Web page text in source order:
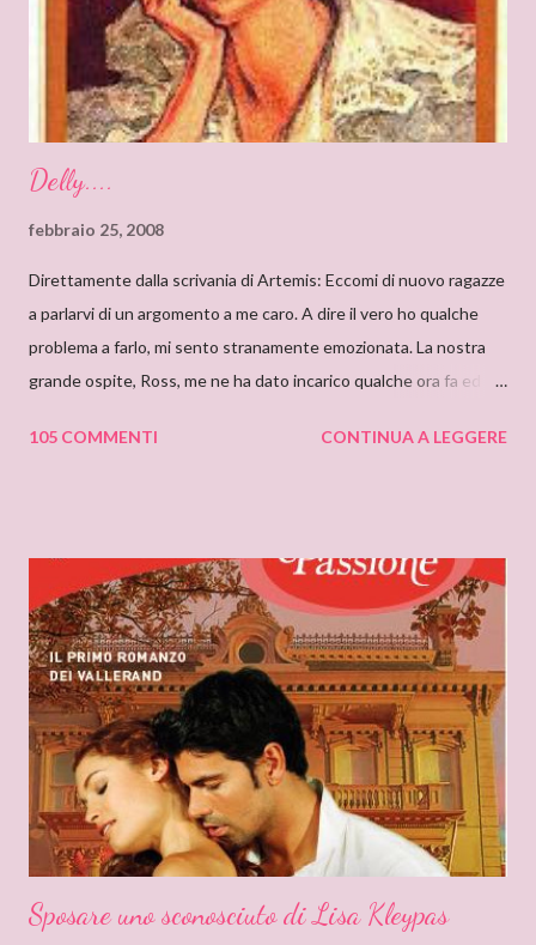
very proud to interview an author like you. I’ve just finished
reading “Silent in the Sanctuary”, and I’ve found it very
intriguing, with a ponderous plot and a sug...
Delly....
febbraio 25, 2008
Direttamente dalla scrivania di Artemis: Eccomi di nuovo ragazze
a parlarvi di un argomento a me caro. A dire il vero ho qualche
problema a farlo, mi sento stranamente emozionata. La nostra
grande ospite, Ross, me ne ha dato incarico qualche ora fa ed io,
sensazione non saprei individuarlo, è una sensazione strana e
non erano solo favole per bambini. Quando andavo a trovare mia
zia mi soffermavo davanti ad una libreria che lei teneva nel
soggiorno e lì leggevo i titoli dei libri esposti cercando
l’ispirazione. Fu così che un giorno sfiorai con le dita la costina di
un Delly. Lo presi in prestito e iniziò così la mia conoscenza. Non
so quanto ci misi a leggerlo e non so neanche se il primo mi
piacque. So però che quando leggo il nome Delly, qua...
105 COMMENTI CONTINUA A LEGGERE
Sposare uno sconosciuto di Lisa Kleypas